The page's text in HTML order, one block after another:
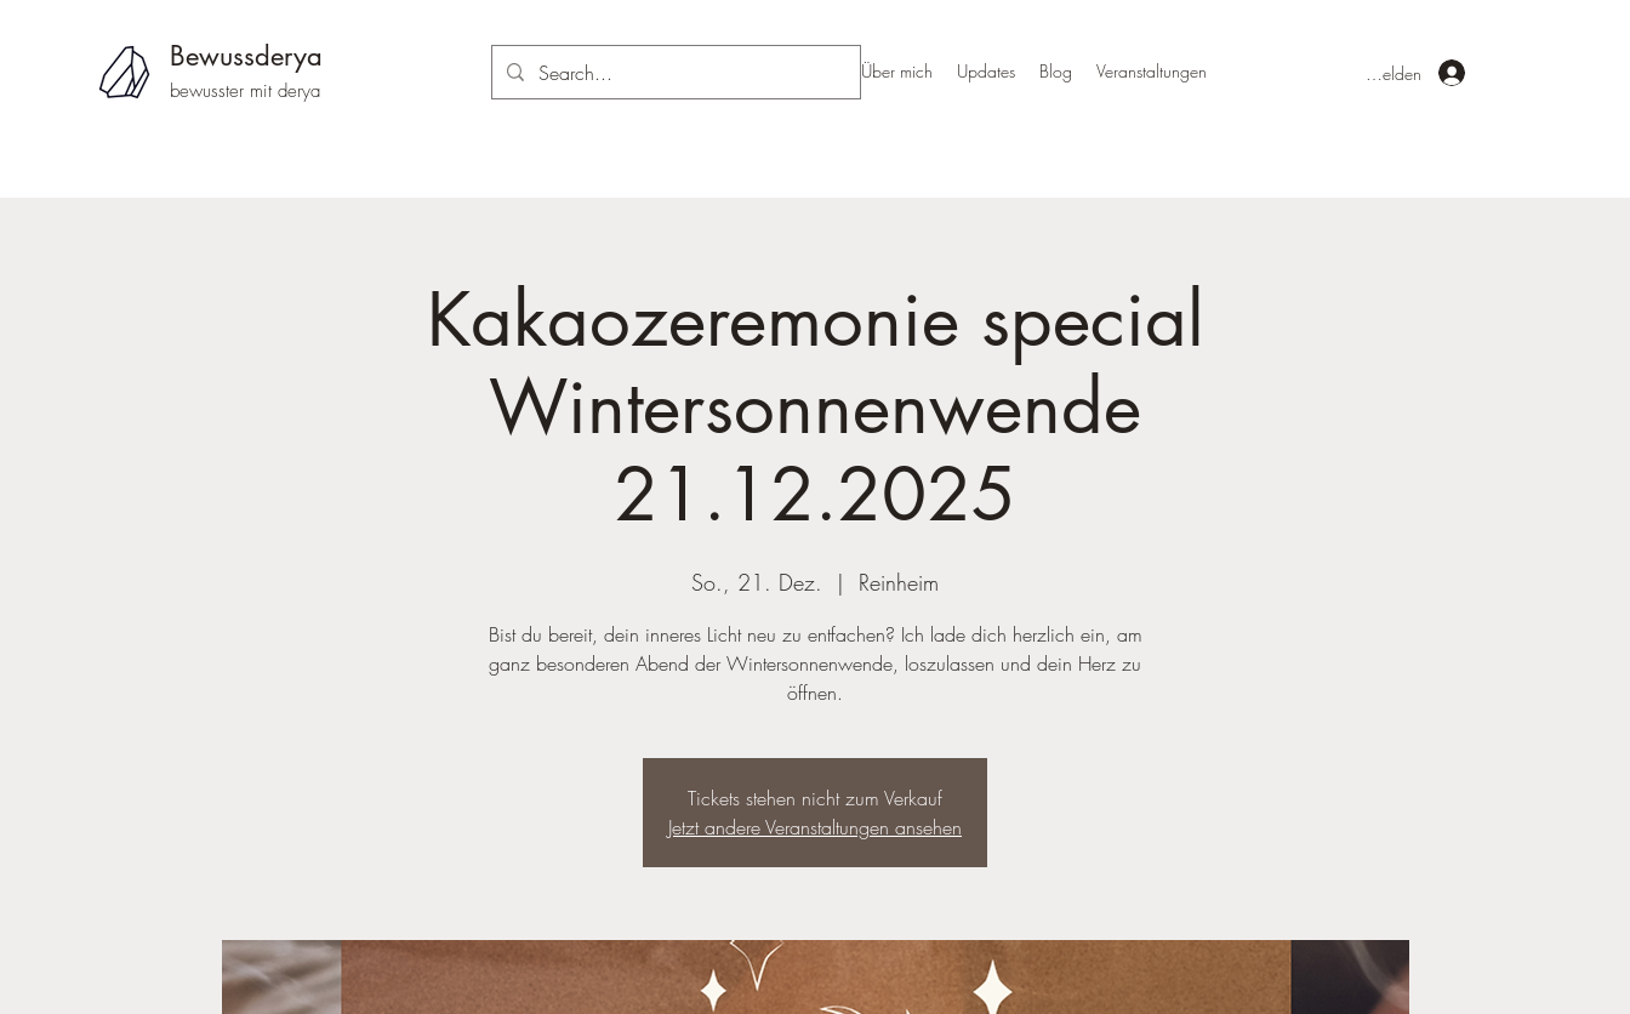
Bewussderya
bewusster mit derya
Über mich Updates Blog Veranstaltungen Anmelden
Kakaozeremonie special
Wintersonnenwende
21.12.2025
So., 21. Dez.
  |
Reinheim
Bist du bereit, dein inneres Licht neu zu entfachen? Ich lade dich herzlich ein, am
ganz besonderen Abend der Wintersonnenwende, loszulassen und dein Herz zu
öffnen.
Tickets stehen nicht zum Verkauf
Jetzt andere Veranstaltungen ansehen